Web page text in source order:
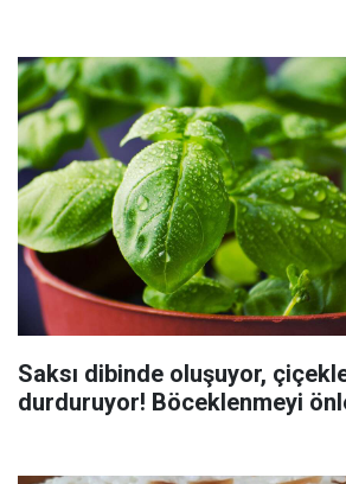
Saksı dibinde oluşuyor,
durduruyor! Böceklenmeyi